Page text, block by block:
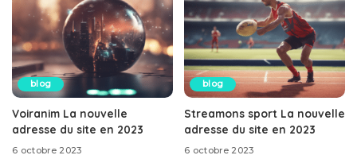
blog
Voiranim La nouvelle
adresse du site en 2023
6 octobre 2023
blog
Streamons sport La nouvelle
adresse du site en 2023
6 octobre 2023